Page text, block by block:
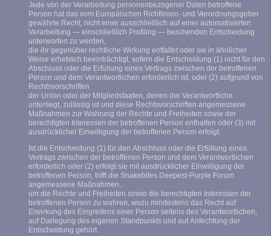
Jede von der Verarbeitung personenbezogener Daten betroffene
Person hat das vom Europäischen Richtlinien- und Verordnungsgeber
gewährte Recht, nicht einer ausschließlich auf einer automatisierten
Verarbeitung — einschließlich Profiling — beruhenden Entscheidung
unterworfen zu werden,
die ihr gegenüber rechtliche Wirkung entfaltet oder sie in ähnlicher
Weise erheblich beeinträchtigt, sofern die Entscheidung (1) nicht für den
Abschluss oder die Erfüllung eines Vertrags zwischen der betroffenen
Person und dem Verantwortlichen erforderlich ist, oder (2) aufgrund von
Rechtsvorschriften
der Union oder der Mitgliedstaaten, denen der Verantwortliche
unterliegt, zulässig ist und diese Rechtsvorschriften angemessene
Maßnahmen zur Wahrung der Rechte und Freiheiten sowie der
berechtigten Interessen der betroffenen Person enthalten oder (3) mit
ausdrücklicher Einwilligung der betroffenen Person erfolgt.
Ist die Entscheidung (1) für den Abschluss oder die Erfüllung eines
Vertrags zwischen der betroffenen Person und dem Verantwortlichen
erforderlich oder (2) erfolgt sie mit ausdrücklicher Einwilligung der
betroffenen Person, trifft die Snakebites Deepest-Purple Forum
angemessene Maßnahmen,
um die Rechte und Freiheiten sowie die berechtigten Interessen der
betroffenen Person zu wahren, wozu mindestens das Recht auf
Erwirkung des Eingreifens einer Person seitens des Verantwortlichen,
auf Darlegung des eigenen Standpunkts und auf Anfechtung der
Entscheidung gehört.